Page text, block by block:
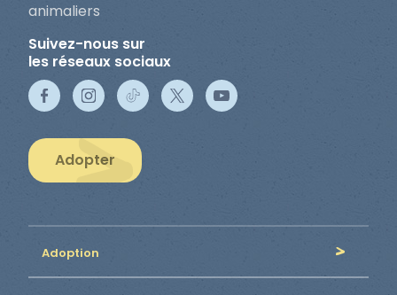
animaliers
Suivez-nous sur
les réseaux sociaux
Adopter
Adoption